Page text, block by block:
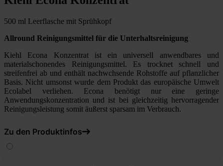
500 ml Leerflasche mit Sprühkopf
Allround Reinigungsmittel für die Unterhaltsreinigung
Kiehl Econa Konzentrat ist ein universell anwendbares und
materialschonendes Reinigungsmittel. Es trocknet schnell und
streifenfrei ab und enthält nachwchsende Rohstoffe auf pflanzlicher
Basis. Nicht umsonst wurde dem Produkt das europäische Umwelt
Ecolabel verliehen. Econa benötigt nur eine geringe
Anwendungskonzentration und ist bei gleichzeitig hervorragender
Reinigungsleistung somit äußerst sparsam im Verbrauch.
Zu den Produktinfos